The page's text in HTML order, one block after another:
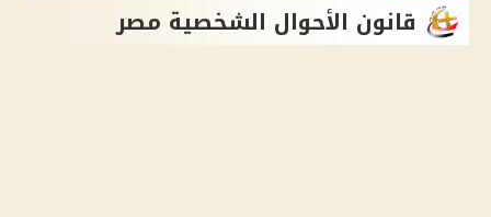
قانون الأحوال الشخصية مصر